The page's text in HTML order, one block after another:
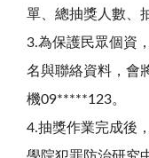
單、總抽獎人數、
3.為保護民眾個資
名與聯絡資料，會
機09*****123。
4.抽獎作業完成後